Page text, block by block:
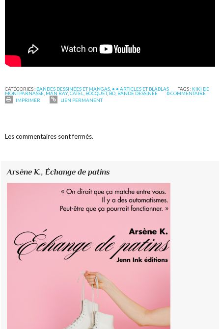
CATÉGORIES : BANDES DESSINÉES ET MANGAS • • ARTICLES ET BLABLAS TAGS : KIKI DE
MONTPARNASSE MAN RAY,CATEL BOCQUET, BD BANDE DESSINÉE 0COMMENTAIRE
IMPRIMER
LIEN PERMANENT
Les commentaires sont fermés.
Arsène K.,Échange de patins